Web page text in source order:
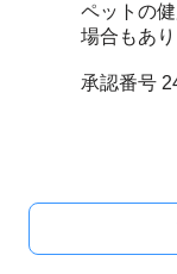
ペットの
場合もあ
承認番号